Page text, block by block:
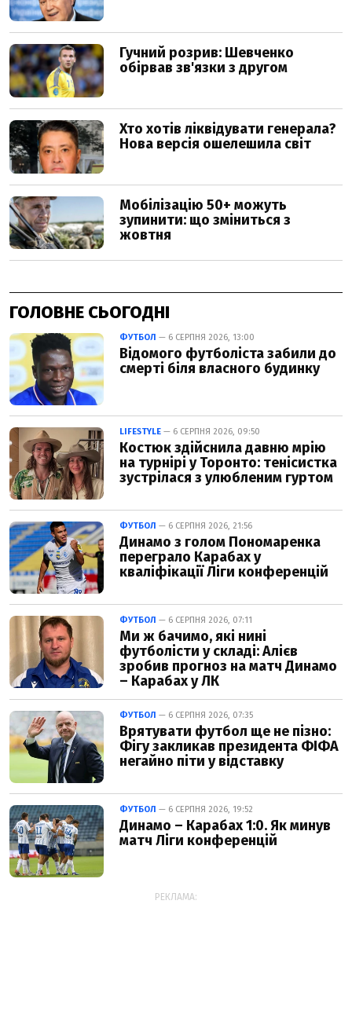
ГОЛОВНЕ СЬОГОДНІ
ФУТБОЛ — 6 СЕРПНЯ 2026, 13:00
Відомого футболіста забили до
смерті біля власного будинку
LIFESTYLE — 6 СЕРПНЯ 2026, 09:50
Костюк здійснила давню мрію
на турнірі у Торонто: тенісистка
зустрілася з улюбленим гуртом
ФУТБОЛ — 6 СЕРПНЯ 2026, 21:56
Динамо з голом Пономаренка
переграло Карабах у
кваліфікації Ліги конференцій
ФУТБОЛ — 6 СЕРПНЯ 2026, 07:11
Ми ж бачимо, які нині
футболісти у складі: Алієв
зробив прогноз на матч Динамо
– Карабах у ЛК
ФУТБОЛ — 6 СЕРПНЯ 2026, 07:35
Врятувати футбол ще не пізно:
Фігу закликав президента ФІФА
негайно піти у відставку
ФУТБОЛ — 6 СЕРПНЯ 2026, 19:52
Динамо – Карабах 1:0. Як минув
матч Ліги конференцій
РЕКЛАМА: